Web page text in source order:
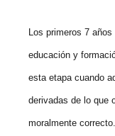
Los primeros 7
educación y
esta etapa cuando
derivadas de lo que
moralmente correcto.